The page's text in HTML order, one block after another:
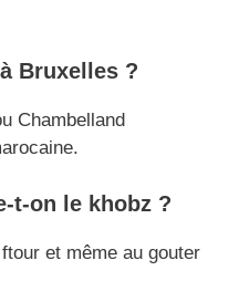
Bruxelles ?
Chambelland
t-on le khobz ?
et même au gouter